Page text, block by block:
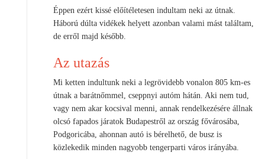
Éppen ezért kissé előítéletesen indultam neki az útnak.
Háború dúlta vidékek helyett azonban valami mást találtam,
de erről majd később.
Az utazás
Mi ketten indultunk neki a legrövidebb vonalon 805 km-es
útnak a barátnőmmel, cseppnyi autóm hátán. Aki nem tud,
vagy nem akar kocsival menni, annak rendelkezésére állnak
olcsó fapados járatok Budapestről az ország fővárosába,
Podgoricába, ahonnan autó is bérelhető, de busz is
közlekedik minden nagyobb tengerparti város irányába.